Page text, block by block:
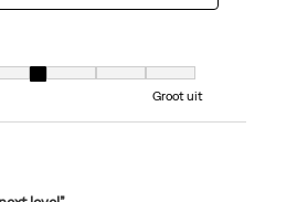
1 gelijk is aan Klein uit en 7 gelijk is aan Groot uit
Groot uit